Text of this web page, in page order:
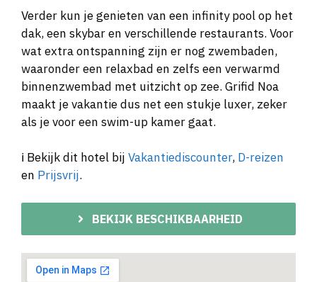
Verder kun je genieten van een infinity pool op het
dak, een skybar en verschillende restaurants. Voor
wat extra ontspanning zijn er nog zwembaden,
waaronder een relaxbad en zelfs een verwarmd
binnenzwembad met uitzicht op zee. Grifid Noa
maakt je vakantie dus net een stukje luxer, zeker
als je voor een swim-up kamer gaat.
ℹ️ Bekijk dit hotel bij Vakantiediscounter, D-reizen
en Prijsvrij.
BEKIJK BESCHIKBAARHEID